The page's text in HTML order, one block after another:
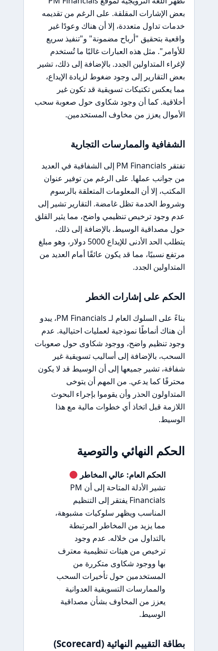
بعض الإشارات المقلقة. على الرغم من تقديمه
خدمات تداول متعددة، إلا أن هناك وعودًا غير
واقعية بتحقيق "أرباح مضمونة" و"تنفيذ سريع
للأوامر". مثل هذه العبارات غالبًا ما تُستخدم
لإغراء المتداولين الجدد. بالإضافة إلى ذلك، تشير
بعض التقارير إلى وجود ضغوط لزيادة الإيداع،
مما يعكس تكتيكات تسويقية قد تكون غير
أخلاقية. كما أن وجود شكاوى حول صعوبة سحب
الأموال يعزز من مخاوف المستخدمين.
الشفافية والممارسات التجارية
تفتقر PM Financials إلى الشفافية في العديد
من جوانب عملها. على الرغم من توفير عنوان
المكتب، إلا أن المعلومات المتعلقة بالرسوم
وشروط الخدمة تظل غامضة. التقارير تشير إلى
عدم وجود ترخيص تنظيمي واضح، مما يثير القلق
حول مصداقية الوسيط. بالإضافة إلى ذلك،
يتطلب الحد الأدنى للإيداع 5000 دولار، وهو مبلغ
مرتفع نسبيًا، مما قد يكون عائقًا أمام العديد من
المتداولين الجدد.
الحكم على إشارات الخطر
بناءً على السلوك العام لـ PM Financials، يبدو
أن هناك أنماطًا نموذجية لعمليات احتيالية. عدم
وجود تنظيم واضح، ووجود شكاوى حول صعوبات
السحب، بالإضافة إلى أساليب تسويقية غير
شفافة، تشير جميعها إلى أن الوسيط قد لا يكون
محترفًا كما يدعي. من المهم أن يتوخى
المتداولون الحذر وأن يقوموا بإجراء البحوث
اللازمة قبل اتخاذ أي خطوات مالية مع هذا
الوسيط.
الحكم النهائي والتوصية
الحكم العام: عالي المخاطر
تشير الأدلة المتاحة إلى أن PM
Financials يفتقر إلى التنظيم
المناسب ويظهر سلوكيات مشبوهة،
مما يزيد من المخاطر المرتبطة
بالتداول من خلاله. عدم وجود
ترخيص من هيئات تنظيمية معترف
بها ووجود شكاوى متكررة من
المستخدمين حول تأخيرات السحب
والممارسات التسويقية العدوانية
يعزز من المخاوف بشأن مصداقية
الوسيط.
بطاقة التقييم النهائية (Scorecard)